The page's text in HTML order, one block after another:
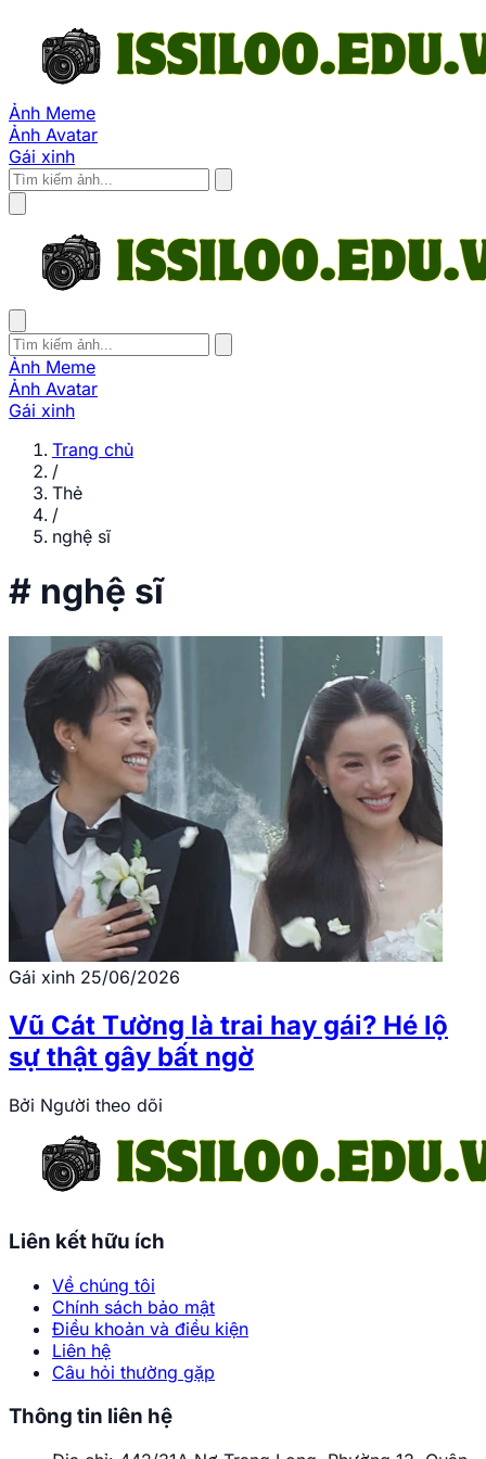
Ảnh Meme
Ảnh Avatar
Gái xinh
Ảnh Meme
Ảnh Avatar
Gái xinh
Trang chủ
/
Thẻ
/
nghệ sĩ
# nghệ sĩ
Gái xinh 25/06/2026
Vũ Cát Tường là trai hay gái? Hé lộ
sự thật gây bất ngờ
Bởi Người theo dõi
Liên kết hữu ích
Về chúng tôi
Chính sách bảo mật
Điều khoản và điều kiện
Liên hệ
Câu hỏi thường gặp
Thông tin liên hệ